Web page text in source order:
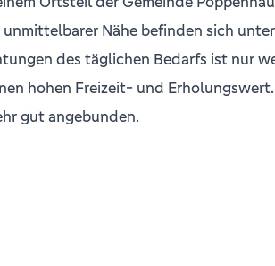
Nähe befinden sich
des täglichen Bedarfs ist nur
hohen Freizeit- und
gut angebunden.